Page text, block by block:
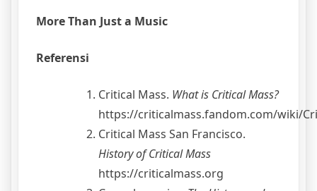
More Than Just a Music
Referensi
Critical Mass. What is Critical Mass?
https://criticalmass.fandom.com/wiki/
Critical Mass San Francisco.
History of Critical Mass
https://criticalmass.org